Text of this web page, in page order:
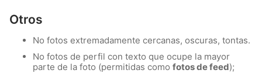
Otros
No fotos extremadamente cercanas, oscuras, tontas.
No fotos de perfil con texto que ocupe la mayor
parte de la foto (permitidas como fotos de feed);